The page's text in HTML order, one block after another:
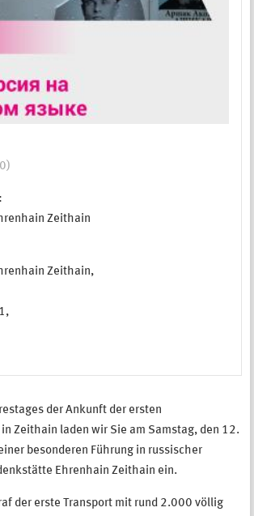
Zeithain
Zeithain,
der Ankunft der ersten
Zeithain laden wir Sie am Samstag, den 12.
besonderen Führung in russischer
Ehrenhain Zeithain ein.
der erste Transport mit rund 2.000 völlig